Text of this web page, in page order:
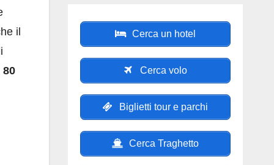
il
80
Cerca un hotel
Cerca volo
Biglietti tour e parchi
Cerca Traghetto